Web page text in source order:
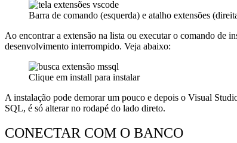
Barra de comando (esquerda) e atalho extensões
Ao encontrar a extensão na lista ou executar o comando de
desenvolvimento interrompido. Veja abaixo:
Clique em install para instalar
A instalação pode demorar um pouco e depois o Visual
SQL, é só alterar no rodapé do lado direto.
CONECTAR COM O BANCO